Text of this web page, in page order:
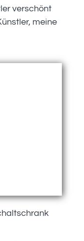
verschönt
meine